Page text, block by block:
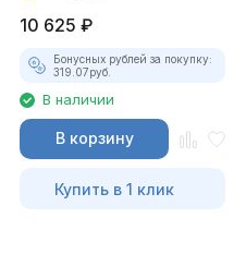
10 625 ₽
Бонусных рублей за покупку:
319.07руб.
В наличии
В корзину
Купить в 1 клик